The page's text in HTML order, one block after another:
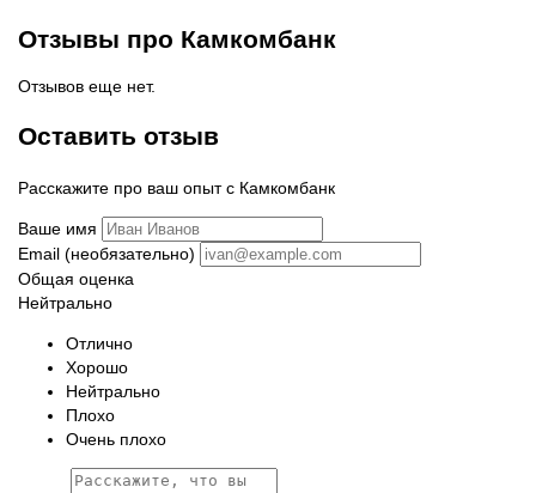
Отзывы про Камкомбанк
Отзывов еще нет.
Оставить отзыв
Расскажите про ваш опыт с Камкомбанк
Ваше имя
Email (необязательно)
Общая оценка
Нейтрально
Отлично
Хорошо
Нейтрально
Плохо
Очень плохо